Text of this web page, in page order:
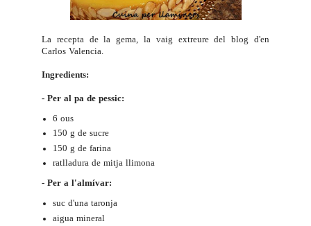
La recepta de la gema, la vaig extreure del blog d'en
Carlos Valencia
Ingredients:
- Per al pa de pessic:
6 ous
150 g de sucre
150 g de farina
ratlladura de mitja llimona
- Per a l'almívar:
suc d'una taronja
aigua mineral